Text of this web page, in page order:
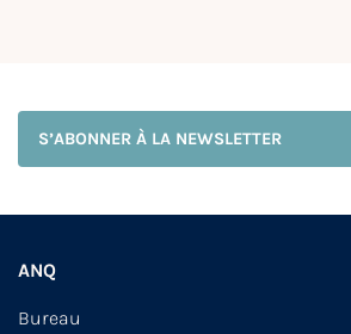
S’ABONNER À LA NEWSLETTER
ANQ
Bureau